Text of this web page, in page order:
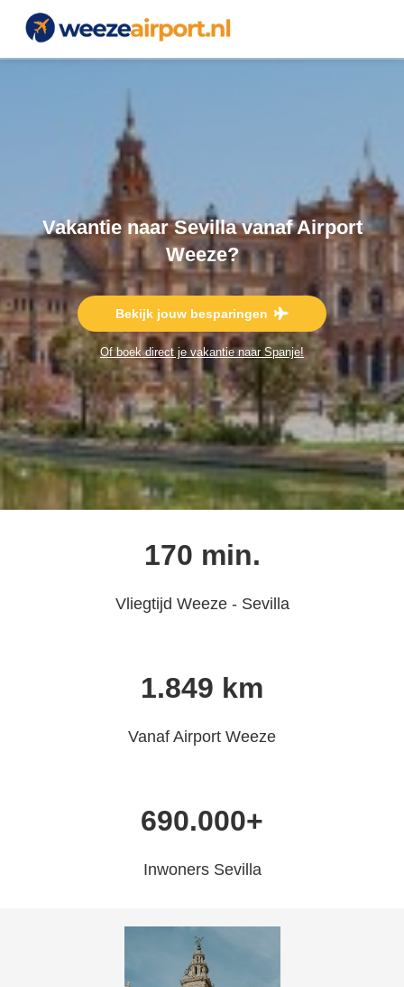
Vakantie naar Sevilla vanaf Airport
Weeze?
Bekijk jouw besparingen
Of boek direct je vakantie naar Spanje!
170 min.
Vliegtijd Weeze - Sevilla
1.849 km
Vanaf Airport Weeze
690.000+
Inwoners Sevilla